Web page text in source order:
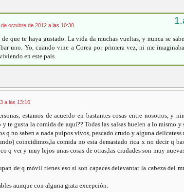
de octubre de 2012 a las 10:30
de que te haya gustado. La vida da muchas vueltas, y nunca se sabe
uno. Yo, cuando vine a Corea por primera vez, ni me imaginaba
en este país.
a las 13:16
estamos de acuerdo en bastantes cosas entre nosotros, y
te gusta la comida de aquí?? Todas las salsas huelen a lo mismo y
q no saben a nada pulpos vivos, pescado crudo y alguna delicatess
coincidimos,la comida no esta demasiado rica x no decir q
q ver y muy lejos unas cosas de otras,las ciudades son muy
de q móvil tienes eso si son capaces delevantar la cabeza del
aunque con alguna grata excepción.